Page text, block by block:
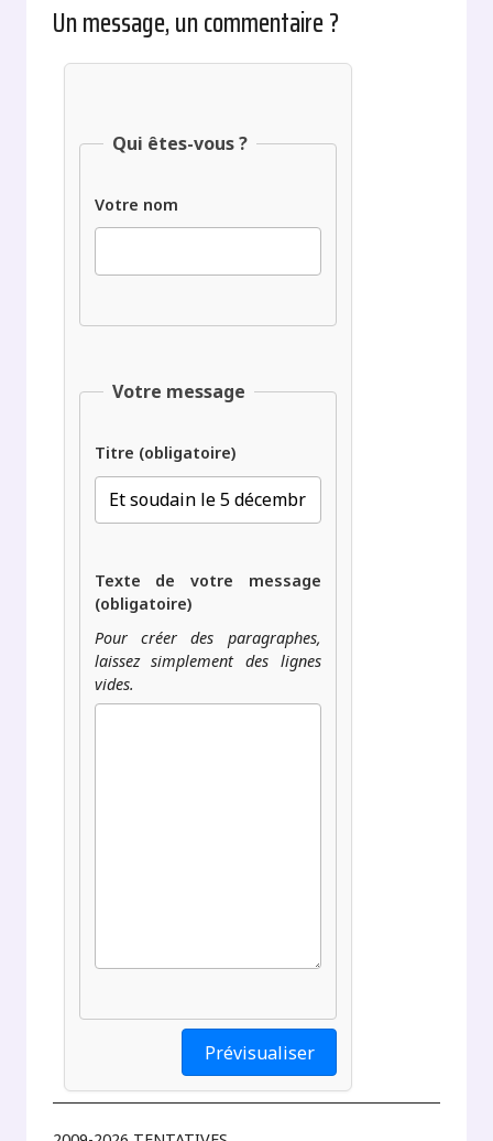
Un message, un commentaire ?
Qui êtes-vous ?
Votre nom
Votre message
Titre (obligatoire)
Texte de votre message
(obligatoire)
Pour créer des paragraphes,
laissez simplement des lignes
vides.